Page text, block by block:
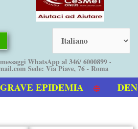
WhatsApp al 346/ 6000899 -
Sede: Via Piave, 76 - Roma
EPIDEMIA